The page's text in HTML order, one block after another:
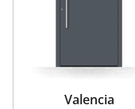
Valencia